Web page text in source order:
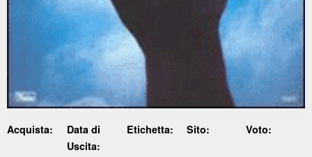
Acquista:
Data di
Uscita:
Etichetta: Sito: Voto: